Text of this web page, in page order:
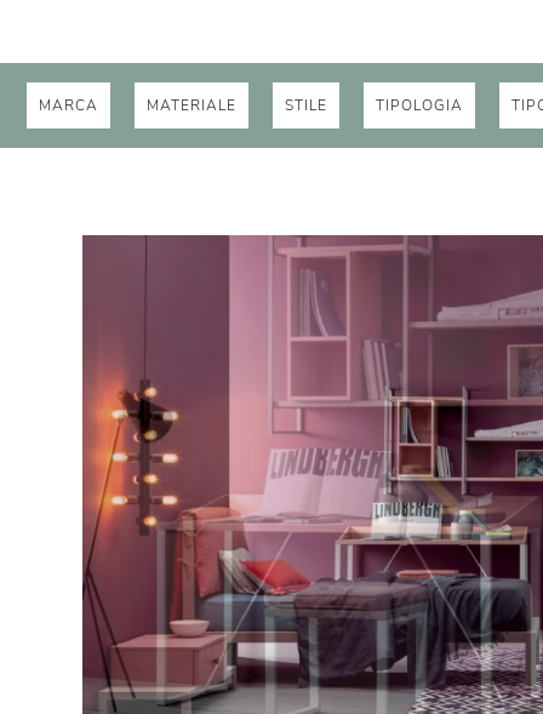
MARCA MATERIALE STILE TIPOLOGIA